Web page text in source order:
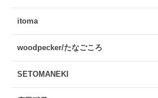
itoma
woodpecker/たなごころ
SETOMANEKI